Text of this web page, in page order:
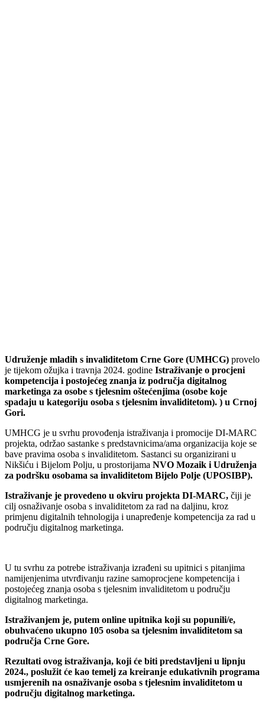
Udruženje mladih s invaliditetom Crne Gore (UMHCG) provelo
je tijekom ožujka i travnja 2024. godine Istraživanje o procjeni
kompetencija i postojećeg znanja iz područja digitalnog
marketinga za osobe s tjelesnim oštećenjima (osobe koje
spadaju u kategoriju osoba s tjelesnim invaliditetom). ) u Crnoj
Gori.
UMHCG je u svrhu provođenja istraživanja i promocije DI-MARC
projekta, održao sastanke s predstavnicima/ama organizacija koje se
bave pravima osoba s invaliditetom. Sastanci su organizirani u
Nikšiću i Bijelom Polju, u prostorijama NVO Mozaik i Udruženja
za podršku osobama sa invaliditetom Bijelo Polje (UPOSIBP).
Istraživanje je provedeno u okviru projekta DI-MARC, čiji je
cilj osnaživanje osoba s invaliditetom za rad na daljinu, kroz
primjenu digitalnih tehnologija i unapređenje kompetencija za rad u
području digitalnog marketinga.
U tu svrhu za potrebe istraživanja izrađeni su upitnici s pitanjima
namijenjenima utvrđivanju razine samoprocjene kompetencija i
postojećeg znanja osoba s tjelesnim invaliditetom u području
digitalnog marketinga.
Istraživanjem je, putem online upitnika koji su popunili/e,
obuhvaćeno ukupno 105 osoba sa tjelesnim invaliditetom sa
područja Crne Gore.
Rezultati ovog istraživanja, koji će biti predstavljeni u lipnju
2024., poslužit će kao temelj za kreiranje edukativnih programa
usmjerenih na osnaživanje osoba s tjelesnim invaliditetom u
području digitalnog marketinga.